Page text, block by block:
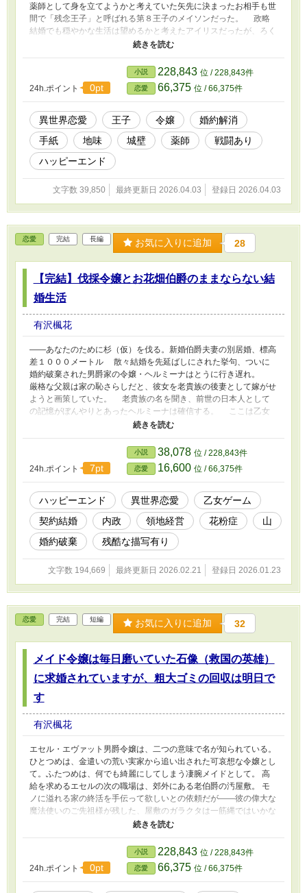
薬師として身を立てようかと考えていた矢先に決まったお相手も世
間で「残念王子」と呼ばれる第８王子のメイソンだった。 政略
結婚でも穏やかな生活は望めるかと考えたアイリスだったが、ろく
に交流もしないままメイソンは北方の僻地へ「栄転」し、しかも半
年後に届いた手紙には「婚約を解消して欲しい」と書かれていた。
しかしその手紙の丁寧さに心を打たれ（手紙に）一目惚れしてし
まったアイリスは、思い立って婚約解消の撤回を求めて北方へと向
かう。 果たしてそこで待ち受けていたのは、面倒ごとや雑用を
押し付けられている婚約者の姿だった。 婚約を解消されないよ
うに、今更でも交流から始めたい。 アイリスが毎日したためる
手紙に王子の態度は変わっていって……？ 恋に盲目で突っ走り
ぎみな薬師令嬢と、後方支援担当へたれ王子の婚約解消を巡るお
話。 ※この作品は他サイトにも公開しています。
24h.ポイント 0pt
小説 228,843 位 / 228,843件
恋愛 66,375 位 / 66,375件
異世界恋愛 王子 令嬢
婚約解消
手紙
地味 城壁 薬師
戦闘あり
ハッピーエンド
文字数 39,850 最終更新日 2026.04.03 登録日 2026.04.03
恋愛 完結 長編 お気に入りに追加 28
【完結】伐採令嬢とお花畑伯爵のままならない結
婚生活
有沢楓花
――あなたのために杉（仮）を伐る。新婚伯爵夫妻の別居婚、標高
差１０００メートル 散々結婚を先延ばしにされた挙句、ついに
婚約破棄された男爵家の令嬢・ヘルミーナはとうに行き遅れ。
厳格な父親は家の恥さらしだと、彼女を老貴族の後妻として嫁がせ
ようと画策していた。 老貴族の名を聞き、前世の日本人として
の記憶がぼんやりとあったヘルミーナは確信する。 ここは乙女
系領地運営シミュレーションゲーム『黒薔薇姫のシュトラーセ』エ
ンディング終了直後の世界で、彼女はこの後夫の不正に巻き込まれ
て没落するのだと。 抗う彼女の窮地を偶然救ってくれたのは、
病のせいで顔をくまなく覆った貴族、「お花畑伯爵」ウィルヘル
ム。 瘴気漂う領地のせいで滅多に領外に出ないとあって、長ら
く独身だった。 ウィルヘルムが事情でお飾り妻を必要としてい
ると知ったヘルミーナは、彼に結婚と領地運営の手助けを申し出
る。 たとえ彼が「二週目フリーモード以降選択可能な、高難易
度領地持ちＰＣ」であろうとも。 しかし手助けしようにもコミ
ュニケーションはままならない。 瘴気を徹底的に避けるため、
彼は森林限界の上に建てた別邸で一年の大半を過ごしているのだっ
た。 「あなたの暮らす屋敷からは大よそ１０００メートルといっ
たところですね。……標高で、ですが」 １０００メートルの別
居婚を提案されたヘルミーナは、花粉に似た瘴気をまき散らす森を
て距離を詰めることを。 でなければ、また実家に戻されてしま
うだろう。 もう後がないヘルミーナは、伯爵とともに領地を繁
栄させることができるのか……？ この話は他サイトにも掲載し
24h.ポイント 7pt
小説 38,078 位 / 228,843件
恋愛 16,600 位 / 66,375件
ハッピーエンド 異世界恋愛
乙女ゲーム
契約結婚
内政 領地経営 花粉症
山
婚約破棄
残酷な描写有り
文字数 194,669 最終更新日 2026.02.21 登録日 2026.01.23
恋愛 完結 短編 お気に入りに追加 32
メイド令嬢は毎日磨いていた石像（救国の英雄）
に求婚されていますが、粗大ゴミの回収は明日で
す
有沢楓花
エセル・エヴァット男爵令嬢は、二つの意味で名が知られている。
ひとつめは、金遣いの荒い実家から追い出された可哀想な令嬢とし
て。ふたつめは、何でも綺麗にしてしまう凄腕メイドとして。 高
給を求めるエセルの次の職場は、郊外にある老伯爵の汚屋敷。 モ
ノに溢れる家の終活を手伝って欲しいとの依頼だが――彼の偉大な
魔法使いのご先祖様が残した、屋敷のガラクタは一筋縄ではいかな
いものばかり。 高価な絵画は勝手に話し出し、鎧はくすぐったが
って身よじるし……ご先祖様の石像は、エセルに求婚までしてくる
のだ。 「毎日磨いてくれてありがとう。結婚してほしい」 「石像
と結婚できません。それに伯爵は、あなたを魔法資源局の粗大ゴミ
に申し込み済みです」 そんな時、エセルを後妻に貰いにきた、と
いう男たちが現れて連れ去ろうとし……。 ――かつての救国の英
24h.ポイント 0pt
小説 228,843 位 / 228,843件
恋愛 66,375 位 / 66,375件